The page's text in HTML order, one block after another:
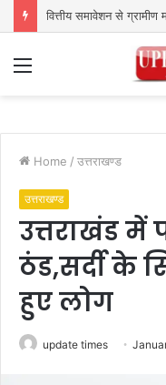
वित्तीय समावेशन से
Home / उत्तराखण्ड
उत्तराखण्ड
उत्तराखंड में
ठंड,सर्दी के
हुए लोग
update times